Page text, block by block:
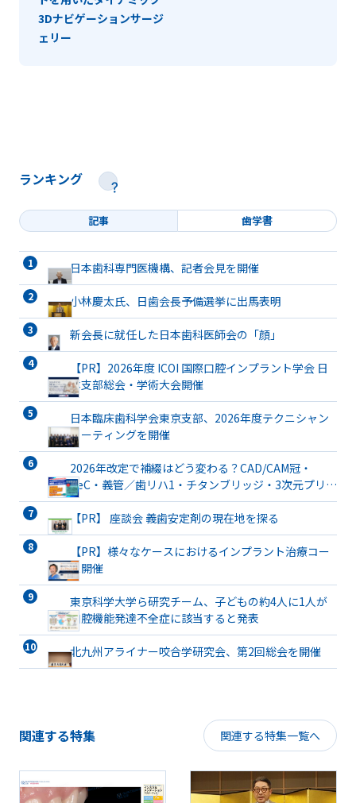
3Dナビゲーションサージ
ェリー
ランキング
記事 歯学書
日本歯科専門医機構、記者会見を開催
小林慶太氏、日歯会長予備選挙に出馬表明
新会長に就任した日本歯科医師会の「顔」
【PR】2026年度 ICOI 国際口腔インプラント学会 日
本支部総会・学術大会開催
日本臨床歯科学会東京支部、2026年度テクニシャン
ミーティングを開催
2026年改定で補綴はどう変わる？CAD/CAM冠・
TeC・義管／歯リハ1・チタンブリッジ・3次元プリン
ト有床義歯まで詳解
【PR】 座談会 義歯安定剤の現在地を探る
【PR】様々なケースにおけるインプラント治療コー
ス開催
東京科学大学ら研究チーム、子どもの約4人に1人が
口腔機能発達不全症に該当すると発表
北九州アライナー咬合学研究会、第2回総会を開催
関連する特集 関連する特集一覧へ